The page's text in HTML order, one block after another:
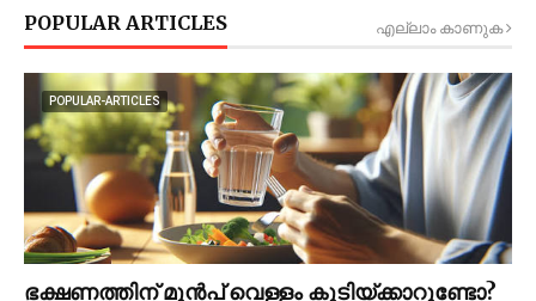
POPULAR ARTICLES എല്ലാം കാണുക
POPULAR-ARTICLES
ഭക്ഷണത്തിന് മുന്‍പ് വെള്ളം കുടിയ്ക്കാറുണ്ടോ?